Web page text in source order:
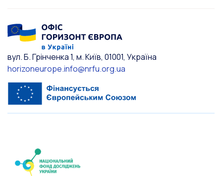
вул. Б. Грінченка 1, м. Київ, 01001, Україна
horizoneurope.info@nrfu.org.ua